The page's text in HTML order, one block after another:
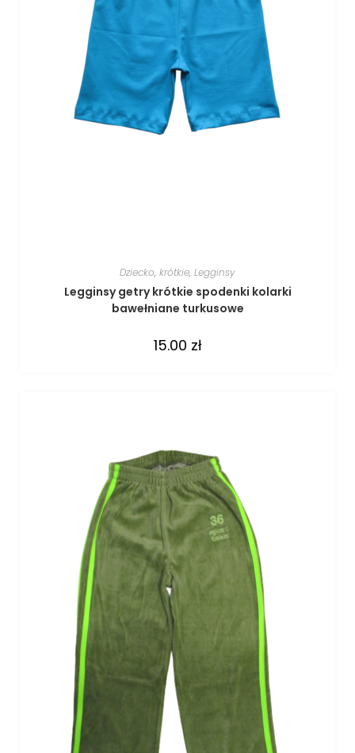
Dziecko, krótkie, Legginsy
Legginsy getry krótkie spodenki kolarki
bawełniane turkusowe
15.00 zł